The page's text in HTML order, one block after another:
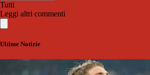
Tutti
Leggi altri commenti
Ultime Notizie